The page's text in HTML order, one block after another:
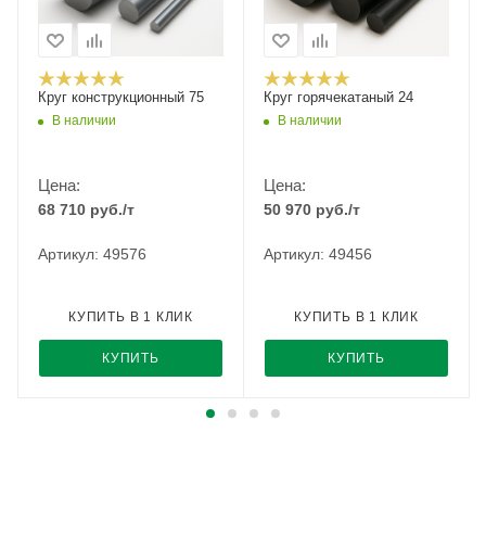
Круг конструкционный 75
В наличии
Цена:
68 710 руб./т
Артикул: 49576
КУПИТЬ
КУПИТЬ В 1 КЛИК
Круг горячекатаный 24
В наличии
Цена:
50 970 руб./т
Артикул: 49456
КУПИТЬ
КУПИТЬ В 1 КЛИК